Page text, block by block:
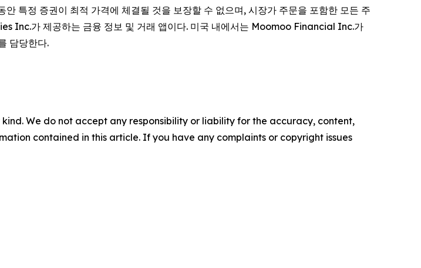
특정 증권이 최적 가격에 체결될 것을 보장할 수 없으며, 시장가 주문을 포함한 모든 주
Inc.가 제공하는 금융 정보 및 거래 앱이다. 미국 내에서는 Moomoo Financial Inc.가
담당한다.
We do not accept any responsibility or liability for the accuracy, content,
contained in this article. If you have any complaints or copyright issues